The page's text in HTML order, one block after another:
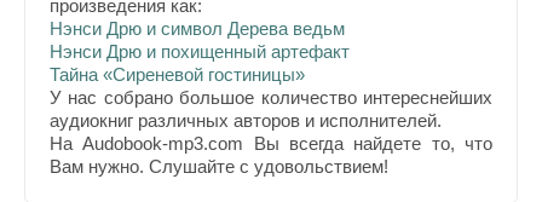
произведения как:
Нэнси Дрю и символ Дерева ведьм
Нэнси Дрю и похищенный артефакт
Тайна «Сиреневой гостиницы»
У нас собрано большое количество интереснейших
аудиокниг различных авторов и исполнителей.
На Audobook-mp3.com Вы всегда найдете то, что
Вам нужно. Слушайте с удовольствием!